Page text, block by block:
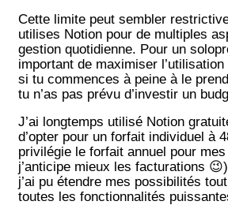
Cette limite peut sembler
utilises Notion pour de multiples
gestion quotidienne. Pour un
important de maximiser l’utilisation
si tu commences à peine à le
tu n’as pas prévu d’investir un
J’ai longtemps utilisé Notion
d’opter pour un forfait individuel à
privilégie le forfait annuel pour
j’anticipe mieux les facturations
j’ai pu étendre mes possibilités
toutes les fonctionnalités